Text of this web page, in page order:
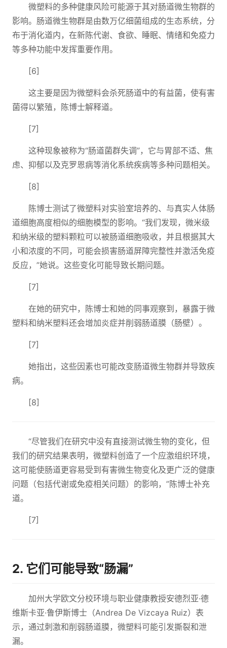
微塑料的多种健康风险可能源于其对肠道微生物群的
影响。肠道微生物群是由数万亿细菌组成的生态系统，分
布于消化道内，在新陈代谢、食欲、睡眠、情绪和免疫力
等多种功能中发挥重要作用。
[6]
这主要是因为微塑料会杀死肠道中的有益菌，使有害
菌得以繁殖，陈博士解释道。
[7]
这种现象被称为“肠道菌群失调”，它与胃部不适、焦
虑、抑郁以及克罗恩病等消化系统疾病等多种问题相关。
[8]
陈博士测试了微塑料对实验室培养的、与真实人体肠
道细胞高度相似的细胞模型的影响。“我们发现，微米级
和纳米级的塑料颗粒可以被肠道细胞吸收，并且根据其大
小和浓度的不同，可能会损害肠道屏障完整性并激活免疫
反应，”她说。这些变化可能导致长期问题。
[7]
在她的研究中，陈博士和她的同事观察到，暴露于微
塑料和纳米塑料还会增加炎症并削弱肠道膜（肠壁）。
[7]
她指出，这些因素也可能改变肠道微生物群并导致疾
病。
[8]
“尽管我们在研究中没有直接测试微生物的变化，但
我们的研究结果表明，微塑料创造了一个应激组织环境，
这可能使肠道更容易受到有害微生物变化及更广泛的健康
问题（包括代谢或免疫相关问题）的影响，”陈博士补充
道。
[7]
2. 它们可能导致“肠漏”
加州大学欧文分校环境与职业健康教授安德烈亚·德
维斯卡亚·鲁伊斯博士（Andrea De Vizcaya Ruiz）表
示，通过刺激和削弱肠道膜，微塑料可能引发撕裂和泄
漏。